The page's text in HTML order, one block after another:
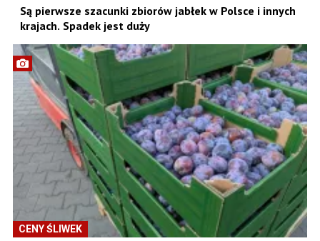
Są pierwsze szacunki zbiorów jabłek w Polsce i innych
krajach. Spadek jest duży
CENY ŚLIWEK